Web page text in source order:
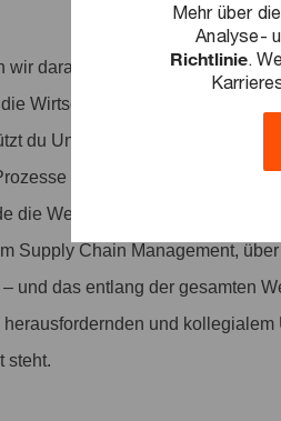
Mehr über
Analyse-
Richtlinie.
wir daran, entscheidende
Wirtschaft und Gesellschaft
du Unternehmen dabei,
zu optimieren. Künstliche
die Welt und die Wirtschaft. Wir
Supply Chain Management,
und das entlang der gesamten
und
steht.